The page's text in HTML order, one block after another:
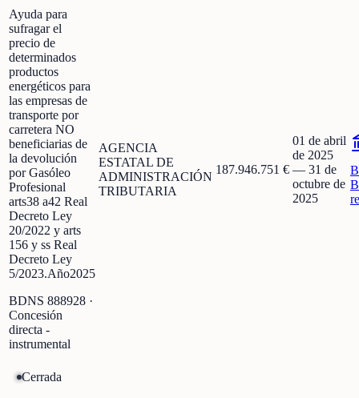
Ayuda para
sufragar el
precio de
determinados
productos
energéticos para
las empresas de
transporte por
carretera NO
beneficiarias de
la devolución
por Gasóleo
Profesional
arts38 a42 Real
Decreto Ley
20/2022 y arts
156 y ss Real
Decreto Ley
5/2023.Año2025
BDNS 888928 ·
Concesión
directa -
instrumental
AGENCIA
ESTATAL DE
ADMINISTRACIÓN
TRIBUTARIA
187.946.751 €
01 de abril
de 2025
— 31 de
octubre de
2025
Cerrada